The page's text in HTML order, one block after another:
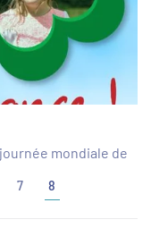
mondiale de
7 8